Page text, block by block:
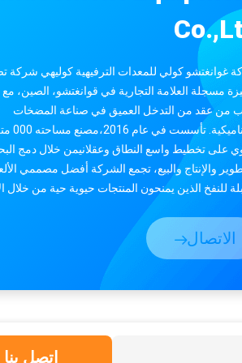
قصر للترفيه للأطفال
غوانغتشو كولي للمعدات الترفيهية كوليهي شركة
مسجلة العلامة التجارية في قوانغتشو، الصين، مع
من عقد من التدخل العميق في صناعة المضخات
على تخطيط واسع النطاق وعقلانيمن خلال دمج
والإنتاج والبيع، تجمع الشركة أفضل مصممي
للنفخ الذين يمنحون المنتجات حيوية حية من خلال
الاتصال
اتصل بنا